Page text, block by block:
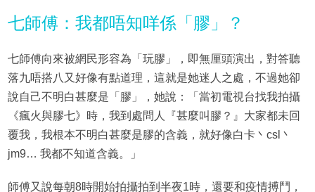
七師傅：我都唔知咩係「膠」？
七師傅向來被網民形容為「玩膠」，即無厘頭演出，對答聽
落九唔搭八又好像有點道理，這就是她迷人之處，不過她卻
說自己不明白甚麼是「膠」，她說：「當初電視台找我拍攝
《瘋火與膠七》時，我到處問人『甚麼叫膠？』大家都未回
覆我，我根本不明白甚麼是膠的含義，就好像白卡丶csl丶
jm9… 我都不知道含義。」
師傅又說每朝8時開始拍攝拍到半夜1時，還要和疫情搏鬥，